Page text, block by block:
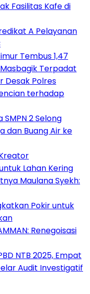
Fasilitas Kafe di
A Pelayanan
Tembus 1,47
Terpadat
Desak Polres
terhadap
SMPN 2 Selong
dan Buang Air ke
Lahan Kering
Maulana Syekh:
Pokir untuk
Renegoisasi
NTB 2025, Empat
Audit Investigatif